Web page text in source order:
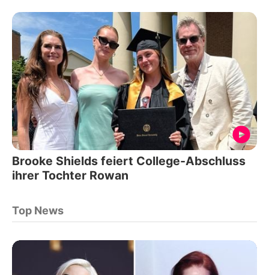
Brooke Shields feiert College-Abschluss
ihrer Tochter Rowan
Top News